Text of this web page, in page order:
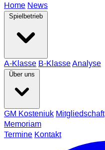
Home News
Spielbetrieb
A-Klasse B-KlasseAnalyse
Über uns
GM Kosteniuk Mitgliedschaft
Memoriam
Termine Kontakt